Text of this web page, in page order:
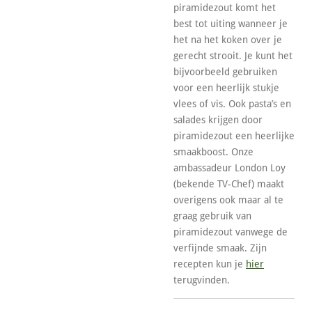
piramidezout komt het
best tot uiting wanneer je
het na het koken over je
gerecht strooit. Je kunt het
bijvoorbeeld gebruiken
voor een heerlijk stukje
vlees of vis. Ook pasta’s en
salades krijgen door
piramidezout een heerlijke
smaakboost. Onze
ambassadeur London Loy
(bekende TV-Chef) maakt
overigens ook maar al te
graag gebruik van
piramidezout vanwege de
verfijnde smaak. Zijn
recepten kun je hier
terugvinden.